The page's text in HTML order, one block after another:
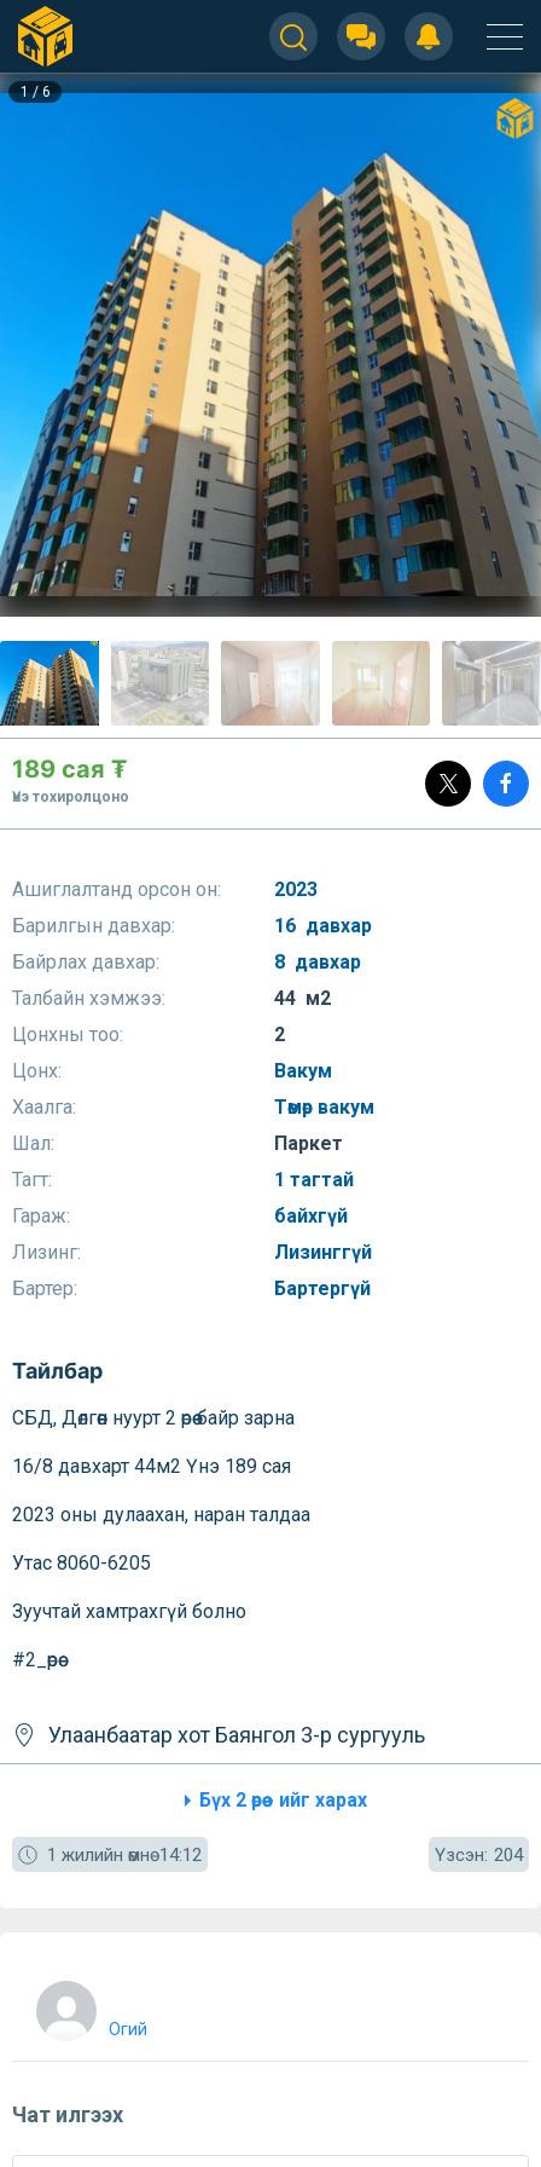
1/6
189 сая ₮
Үнэ тохиролцоно
Ашиглалтанд орсон он:
2023
Барилгын давхар:
16 давхар
Байрлах давхар:
8 давхар
Талбайн хэмжээ:
44 м2
Цонхны тоо:
2
Цонх:
Вакум
Хаалга:
Төмөр вакум
Шал:
Паркет
Тагт:
1 тагтай
Гараж:
байхгүй
Лизинг:
Лизинггүй
Бартер:
Бартергүй
Тайлбар
СБД, Дөлгөөн нуурт 2 өрөө байр зарна
16/8 давхарт 44м2 Үнэ 189 сая
2023 оны дулаахан, наран талдаа
Утас 8060-6205
Зуучтай хамтрахгүй болно
#2_өрөө
Улаанбаатар хот Баянгол 3-р сургууль
Бүх 2 өрөө - ийг харах
1 жилийн өмнө 14:12 Үзсэн: 204
Огий
Чат илгээх